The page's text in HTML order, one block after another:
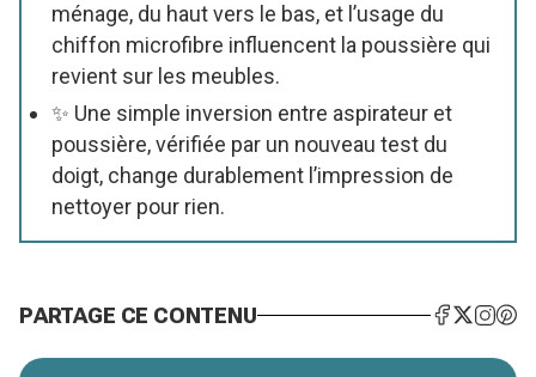
ménage, du haut vers le bas, et l’usage du
chiffon microfibre influencent la poussière qui
revient sur les meubles.
✨ Une simple inversion entre aspirateur et
poussière, vérifiée par un nouveau test du
doigt, change durablement l’impression de
nettoyer pour rien.
PARTAGE CE CONTENU